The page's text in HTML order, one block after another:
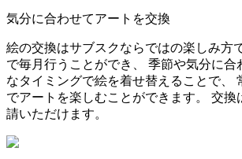
気分に合わせてアートを交換
絵の交換はサブスクならではの楽しみ方
で毎月行うことができ、 季節や気分に合
なタイミングで絵を着せ替えることで、
でアートを楽しむことができます。 交換
請いただけます。